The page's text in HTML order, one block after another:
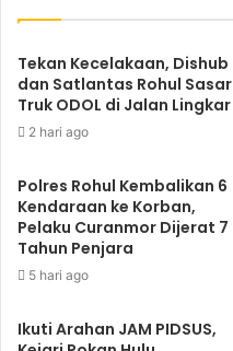
Tekan Kecelakaan, Dishub
dan Satlantas Rohul Sasar
Truk ODOL di Jalan Lingkar
2 hari ago
Polres Rohul Kembalikan 6
Kendaraan ke Korban,
Pelaku Curanmor Dijerat 7
Tahun Penjara
5 hari ago
Ikuti Arahan JAM PIDSUS,